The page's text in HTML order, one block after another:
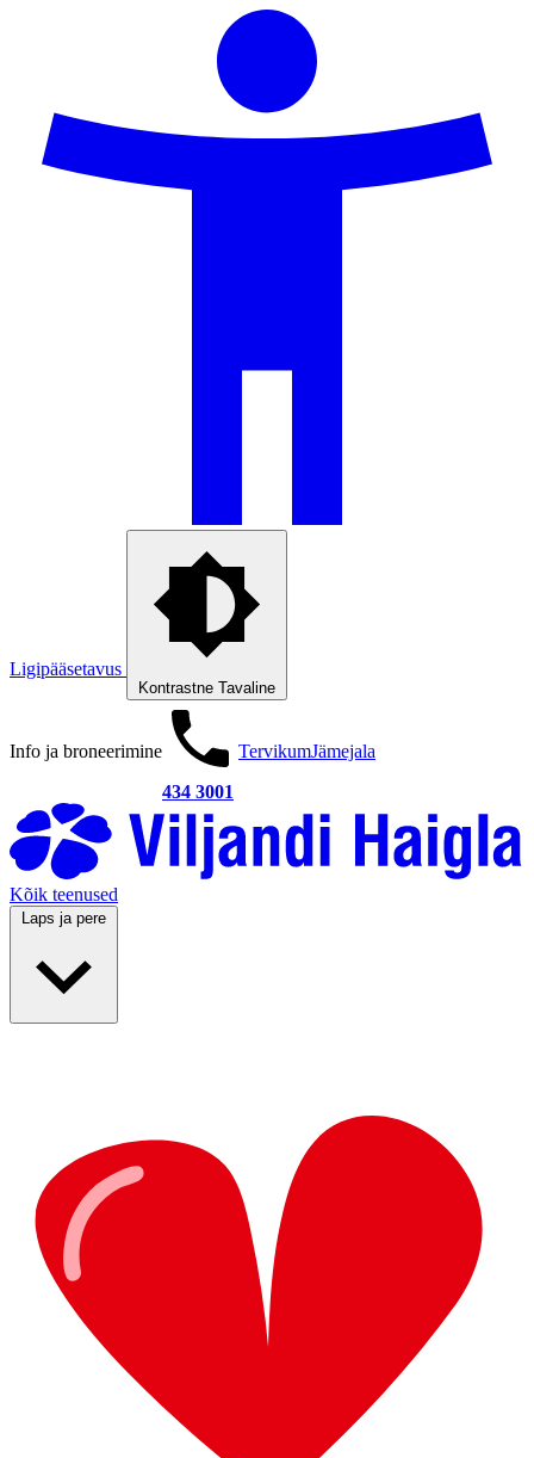
Ligipääsetavus
Kontrastne Tavaline
Info ja broneerimine
434 3001
TervikumJämejala
Kõik teenused
Laps ja pere